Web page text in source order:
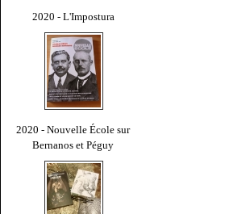
2020 - L'Impostura
2020 - Nouvelle École sur
Bernanos et Péguy